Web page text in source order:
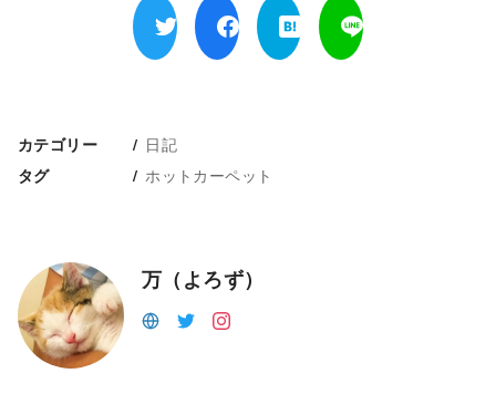
カテゴリー 日記
タグ ホットカーペット
万（よろず）